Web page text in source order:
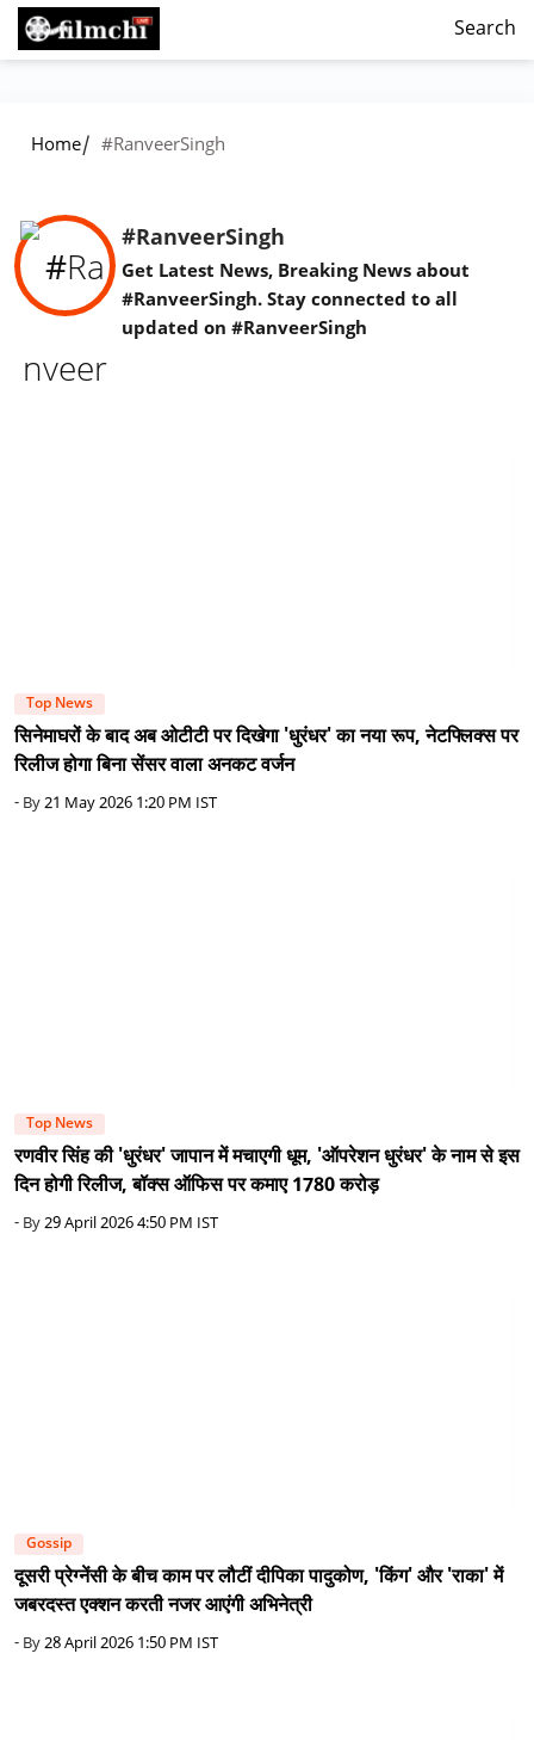
Search
Home/ #RanveerSingh
#RanveerSingh
Get Latest News, Breaking News about
#RanveerSingh. Stay connected to all
updated on #RanveerSingh
Top News
सिनेमाघरों के बाद अब ओटीटी पर दिखेगा 'धुरंधर' का नया रूप, नेटफ्लिक्स पर
रिलीज होगा बिना सेंसर वाला अनकट वर्जन
- By21 May 2026 1:20 PM IST
Top News
रणवीर सिंह की 'धुरंधर' जापान में मचाएगी धूम, 'ऑपरेशन धुरंधर' के नाम से इस
दिन होगी रिलीज, बॉक्स ऑफिस पर कमाए 1780 करोड़
- By29 April 2026 4:50 PM IST
Gossip
दूसरी प्रेग्नेंसी के बीच काम पर लौटीं दीपिका पादुकोण, 'किंग' और 'राका' में
जबरदस्त एक्शन करती नजर आएंगी अभिनेत्री
- By28 April 2026 1:50 PM IST